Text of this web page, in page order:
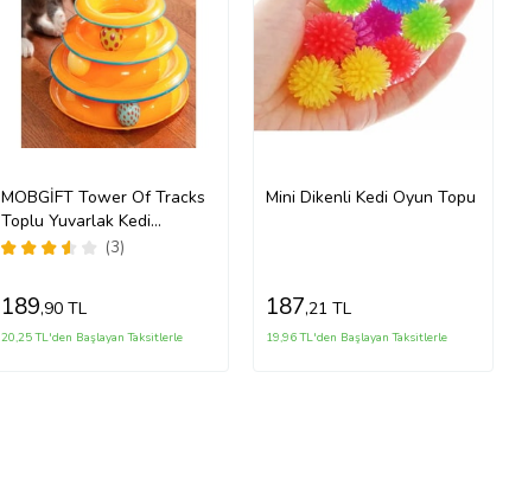
MOBGİFT Tower Of Tracks
Toplu Yuvarlak Kedi
Oyuncağı Kedi Eğlencesi
(3)
189,90 TL
20,25 TL'den Başlayan Taksitlerle
Mini Dikenli Kedi Oyun Topu
187,21 TL
19,96 TL'den Başlayan Taksitlerle